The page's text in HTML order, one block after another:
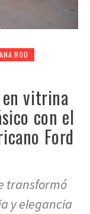
ROO
vitrina
con el
Ford
transformó
y elegancia